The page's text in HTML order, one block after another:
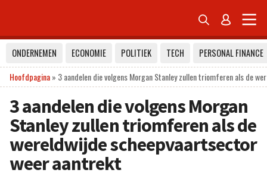
 
ONDERNEMEN ECONOMIE POLITIEK TECH
PERSONAL FINANCE
Hoofdpagina» 3 aandelen die volgens Morgan Stanley zullen triomferen als de
3 aandelen die volgens Morgan
Stanley zullen triomferen als de
wereldwijde scheepvaartsector
weer aantrekt